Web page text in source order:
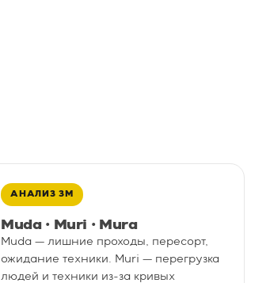
АНАЛИЗ 3M
Muda · Muri · Mura
Muda — лишние проходы, пересорт,
ожидание техники. Muri — перегрузка
людей и техники из-за кривых